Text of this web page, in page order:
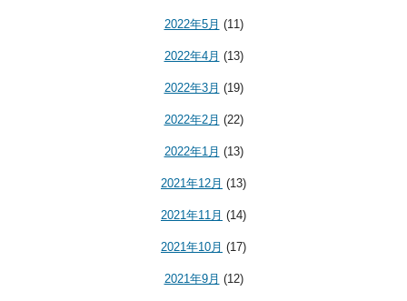
2022年5月 (11)
2022年4月 (13)
2022年3月 (19)
2022年2月 (22)
2022年1月 (13)
2021年12月 (13)
2021年11月 (14)
2021年10月 (17)
2021年9月 (12)